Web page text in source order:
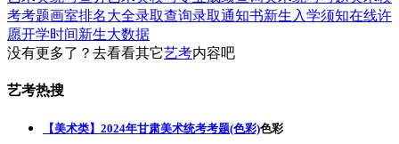
考考题画室排名大全录取查询录取通知书新生入学须知在线许
愿开学时间新生大数据
没有更多了？去看看其它艺考内容吧
艺考热搜
【美术类】2024年甘肃美术统考考题(色彩)色彩